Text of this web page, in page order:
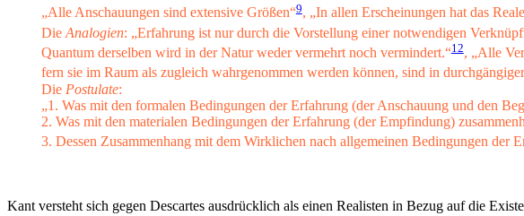
„Alle Anschauungen sind extensive Größen“9, „In allen Erscheinungen hat das
Die Analogien: „Erfahrung ist nur durch die Vorstellung einer notwendigen
Quantum derselben wird in der Natur weder vermehrt noch vermindert.“12, „Alle
fern sie im Raum als zugleich wahrgenommen werden können, sind in
Die Postulate:
„1. Was mit den formalen Bedingungen der Erfahrung (der Anschauung und den
2. Was mit den materialen Bedingungen der Erfahrung (der Empfindung)
3. Dessen Zusammenhang mit dem Wirklichen nach allgemeinen Bedingungen der
Kant versteht sich gegen Descartes ausdrücklich als einen Realisten in Bezug auf die